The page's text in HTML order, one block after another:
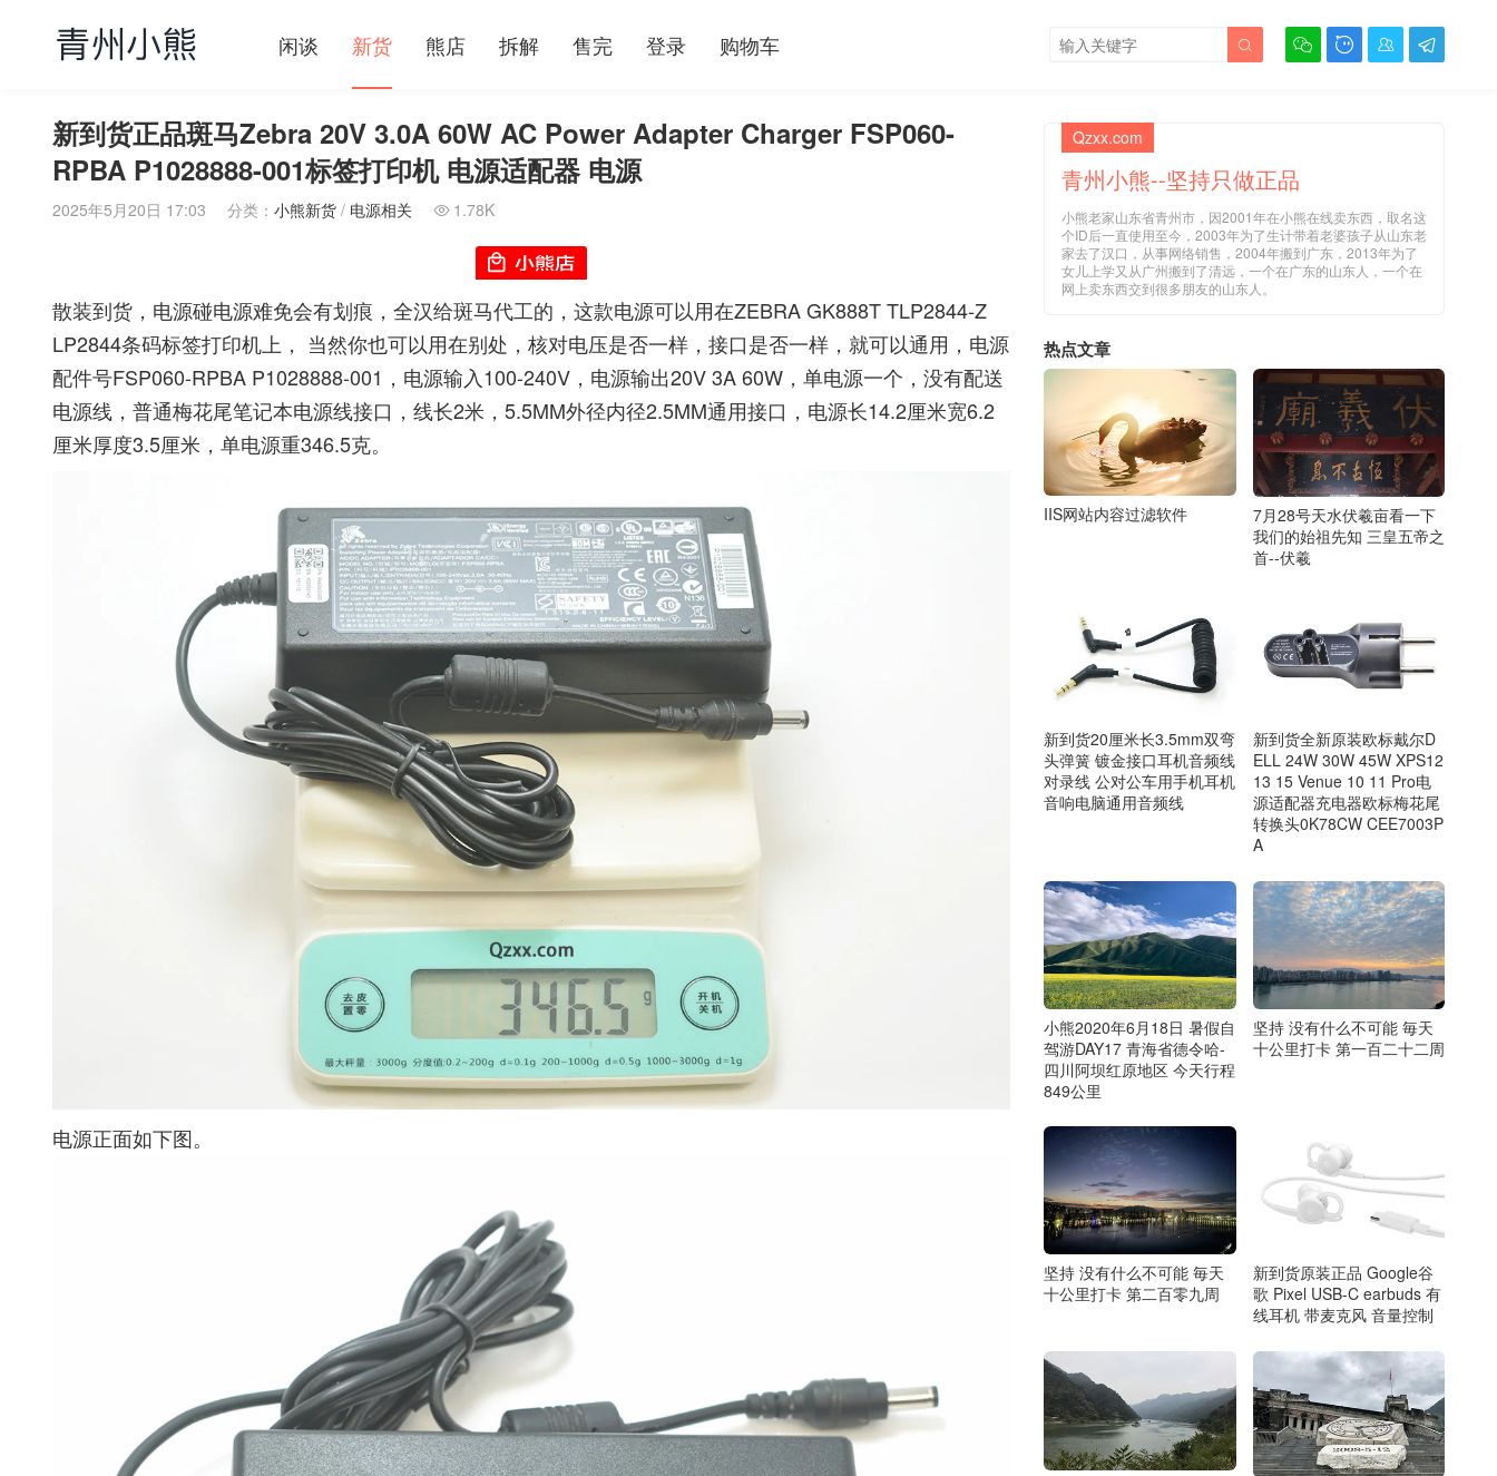
闲谈 新货 熊店 拆解 售完 登录 购物车    

新到货正品斑马Zebra 20V 3.0A 60W AC Power Adapter Charger FSP060-
RPBA P1028888-001标签打印机 电源适配器 电源
2025年5月20日 17:03 分类： 小熊新货 / 电源相关  1.78K
散装到货，电源碰电源难免会有划痕，全汉给斑马代工的，这款电源可以用在ZEBRA GK888T TLP2844-Z
LP2844条码标签打印机上， 当然你也可以用在别处，核对电压是否一样，接口是否一样，就可以通用，电源
配件号FSP060-RPBA P1028888-001，电源输入100-240V，电源输出20V 3A 60W，单电源一个，没有配送
电源线，普通梅花尾笔记本电源线接口，线长2米，5.5MM外径内径2.5MM通用接口，电源长14.2厘米宽6.2
厘米厚度3.5厘米，单电源重346.5克。
电源正面如下图。
Qzxx.com
青州小熊--坚持只做正品
小熊老家山东省青州市，因2001年在小熊在线卖东西，取名这
个ID后一直使用至今，2003年为了生计带着老婆孩子从山东老
家去了汉口，从事网络销售，2004年搬到广东，2013年为了
女儿上学又从广州搬到了清远，一个在广东的山东人，一个在
网上卖东西交到很多朋友的山东人。
热点文章
IIS网站内容过滤软件
7月28号天水伏羲亩看一下
我们的始祖先知 三皇五帝之
首--伏羲
新到货20厘米长3.5mm双弯
头弹簧 镀金接口耳机音频线
对录线 公对公车用手机耳机
音响电脑通用音频线
新到货全新原装欧标戴尔D
ELL 24W 30W 45W XPS12
13 15 Venue 10 11 Pro电
源适配器充电器欧标梅花尾
转换头0K78CW CEE7003P
A
小熊2020年6月18日 暑假自
驾游DAY17 青海省德令哈-
四川阿坝红原地区 今天行程
849公里
坚持 没有什么不可能 毎天
十公里打卡 第一百二十二周
坚持 没有什么不可能 毎天
十公里打卡 第二百零九周
新到货原装正品 Google谷
歌 Pixel USB-C earbuds 有
线耳机 带麦克风 音量控制